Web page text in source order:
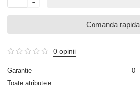
Comanda rapida
0 opinii
Garantie
0
Toate atributele